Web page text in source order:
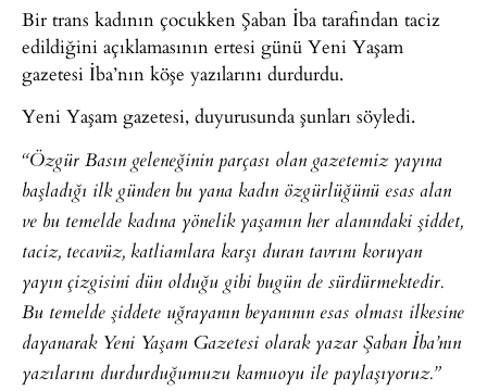
Bir trans kadının çocukken Şaban İba tarafından taciz
edildiğini açıklamasının ertesi günü Yeni Yaşam
gazetesi İba’nın köşe yazılarını durdurdu.
Yeni Yaşam gazetesi, duyurusunda şunları söyledi.
“Özgür Basın geleneğinin parçası olan gazetemiz yayına
başladığı ilk günden bu yana kadın özgürlüğünü esas alan
ve bu temelde kadına yönelik yaşamın her alanındaki şiddet,
taciz, tecavüz, katliamlara karşı duran tavrını koruyan
yayın çizgisini dün olduğu gibi bugün de sürdürmektedir.
Bu temelde şiddete uğrayanın beyanının esas olması ilkesine
dayanarak Yeni Yaşam Gazetesi olarak yazar Şaban İba’nın
yazılarını durdurduğumuzu kamuoyu ile paylaşıyoruz.”